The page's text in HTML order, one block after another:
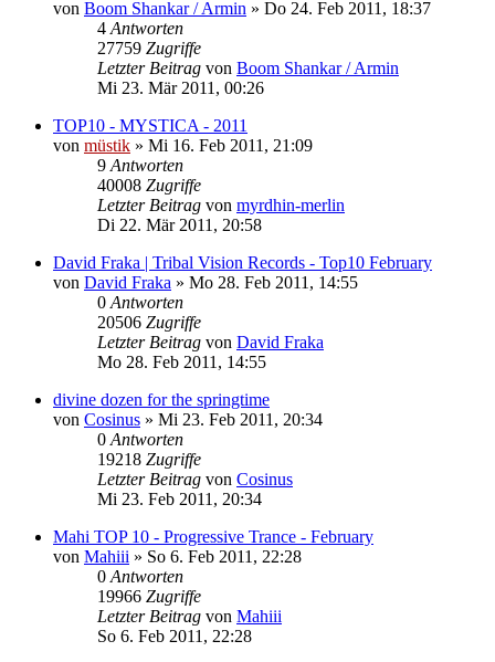
von Boom Shankar / Armin » Do 24. Feb 2011, 18:37
4 Antworten
27759 Zugriffe
Letzter Beitrag von Boom Shankar / Armin
Mi 23. Mär 2011, 00:26
TOP10 - MYSTICA - 2011
von müstik » Mi 16. Feb 2011, 21:09
9 Antworten
40008 Zugriffe
Letzter Beitrag von myrdhin-merlin
Di 22. Mär 2011, 20:58
David Fraka | Tribal Vision Records - Top10 February
von David Fraka » Mo 28. Feb 2011, 14:55
0 Antworten
20506 Zugriffe
Letzter Beitrag von David Fraka
Mo 28. Feb 2011, 14:55
divine dozen for the springtime
von Cosinus » Mi 23. Feb 2011, 20:34
0 Antworten
19218 Zugriffe
Letzter Beitrag von Cosinus
Mi 23. Feb 2011, 20:34
Mahi TOP 10 - Progressive Trance - February
von Mahiii » So 6. Feb 2011, 22:28
0 Antworten
19966 Zugriffe
Letzter Beitrag von Mahiii
So 6. Feb 2011, 22:28